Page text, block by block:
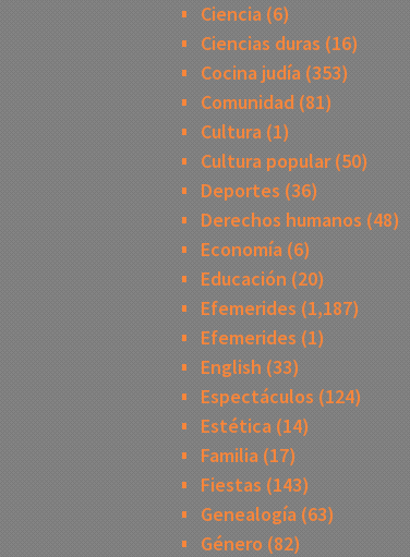
Ciencia (6)
Ciencias duras (16)
Cocina judía (353)
Comunidad (81)
Cultura (1)
Cultura popular(50)
Deportes (36)
Derechos humanos (48)
Economía (6)
Educación (20)
Efemerides (1,187)
Efemerides (1)
English (33)
Espectáculos (124)
Estética (14)
Familia (17)
Fiestas (143)
Genealogía (63)
Género (82)